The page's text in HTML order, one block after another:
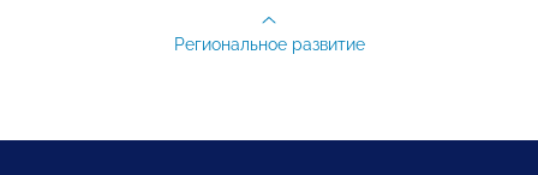
Региональное развитие